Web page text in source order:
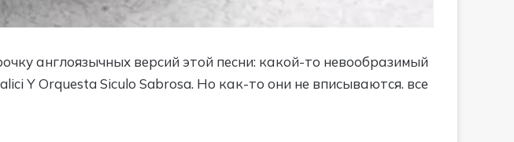
англоязычных версий этой песни: какой-то невообразимый
Y Orquesta Siculo Sabrosa. Но как-то они не вписываются. все